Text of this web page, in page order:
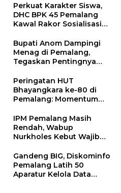
Perkuat Karakter Siswa,
DHC BPK 45 Pemalang
Kawal Rakor Sosialisasi
Petarukan
Bupati Anom Dampingi
Menag di Pemalang,
Tegaskan Pentingnya
Nikah
Peringatan HUT
Bhayangkara ke-80 di
Pemalang: Momentum
Kamtibmas
IPM Pemalang Masih
Rendah, Wabup
Nurkholes Kebut Wajib
Gandeng BIG, Diskominfo
Pemalang Latih 50
Aparatur Kelola Data